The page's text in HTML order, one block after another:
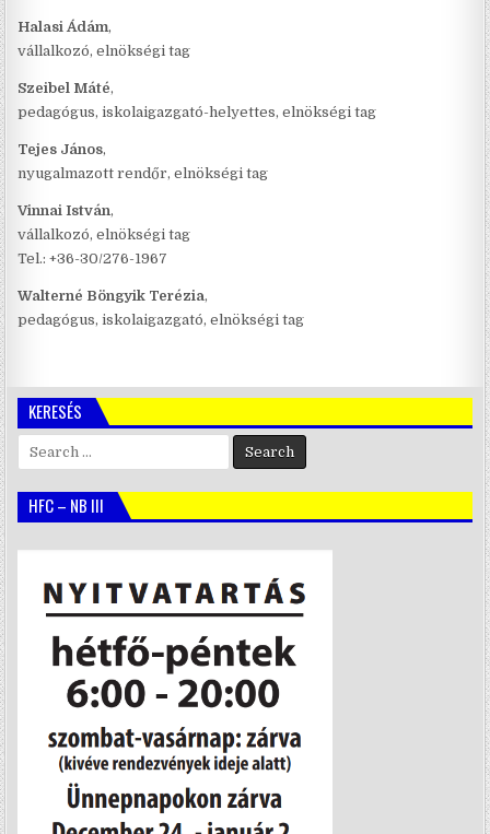
Halasi Ádám,
vállalkozó, elnökségi tag
Szeibel Máté,
pedagógus, iskolaigazgató-helyettes, elnökségi tag
Tejes János,
nyugalmazott rendőr, elnökségi tag
Vinnai István,
vállalkozó, elnökségi tag
Tel.: +36-30/276-1967
Walterné Böngyik Terézia,
pedagógus, iskolaigazgató, elnökségi tag
KERESÉS
Search
for:
HFC – NB III